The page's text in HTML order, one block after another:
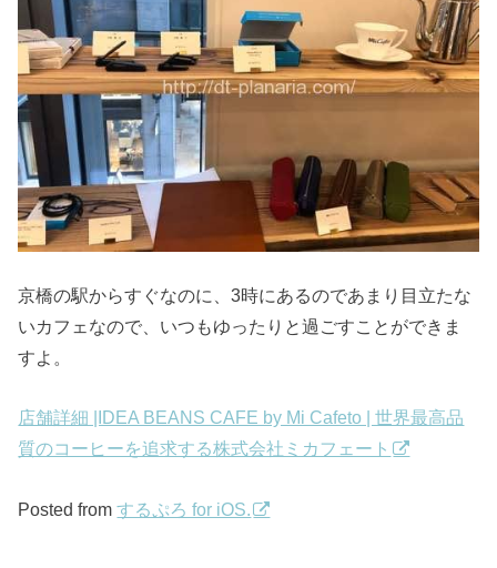
京橋の駅からすぐなのに、3時にあるのであまり目立たな
いカフェなので、いつもゆったりと過ごすことができま
すよ。
店舗詳細 |IDEA BEANS CAFE by Mi Cafeto | 世界最高品
質のコーヒーを追求する株式会社ミカフェート
Posted fromするぷろ for iOS.